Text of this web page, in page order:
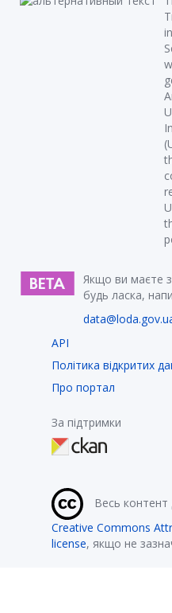
Якщо ви маєте
будь ласка,
API
Політика відкритих
Про портал
За підтримки
Весь контент
Creative Commons
license, якщо не